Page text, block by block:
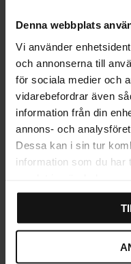
Denna webbplats
Vi använder
och annonserna till
för sociala medier och
vidarebefordrar även
information från din
annons- och
Dessa kan i sin tur
information som du har
Habo Flair Selvklæbende
Toiletbørste Poleret
stål
På lager